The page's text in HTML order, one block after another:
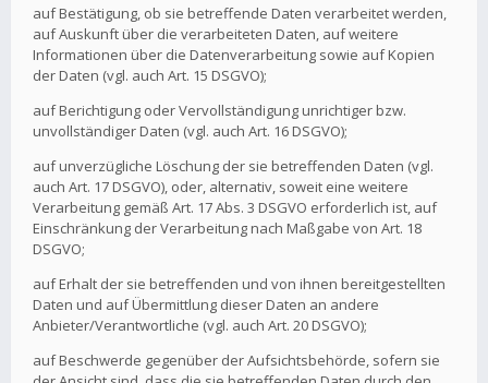
auf Bestätigung, ob sie betreffende Daten verarbeitet werden,
auf Auskunft über die verarbeiteten Daten, auf weitere
Informationen über die Datenverarbeitung sowie auf Kopien
der Daten (vgl. auch Art. 15 DSGVO);
auf Berichtigung oder Vervollständigung unrichtiger bzw.
unvollständiger Daten (vgl. auch Art. 16 DSGVO);
auf unverzügliche Löschung der sie betreffenden Daten (vgl.
auch Art. 17 DSGVO), oder, alternativ, soweit eine weitere
Verarbeitung gemäß Art. 17 Abs. 3 DSGVO erforderlich ist, auf
Einschränkung der Verarbeitung nach Maßgabe von Art. 18
DSGVO;
auf Erhalt der sie betreffenden und von ihnen bereitgestellten
Daten und auf Übermittlung dieser Daten an andere
Anbieter/Verantwortliche (vgl. auch Art. 20 DSGVO);
auf Beschwerde gegenüber der Aufsichtsbehörde, sofern sie